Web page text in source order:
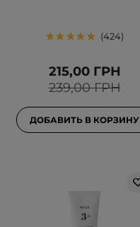
424
239,00 ГРН
215,00 ГРН
ДОБАВИТЬ В КОРЗИНУ